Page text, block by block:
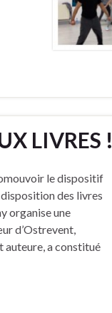
LIVRES !
le dispositif
des livres
organise une
d’Ostrevent,
auteure, a constitué